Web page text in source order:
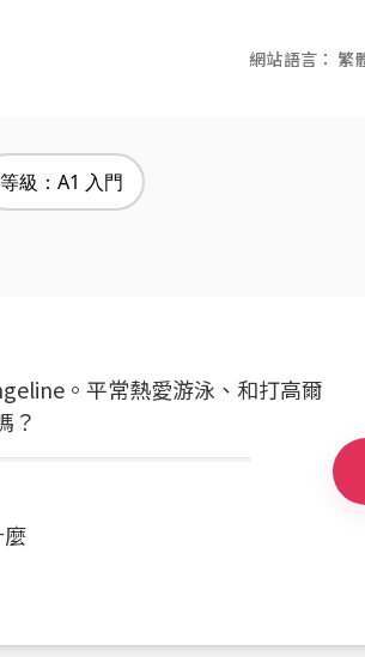
網站語言： 繁
等級：A1 入門
。平常熱愛游泳、和打高爾
？